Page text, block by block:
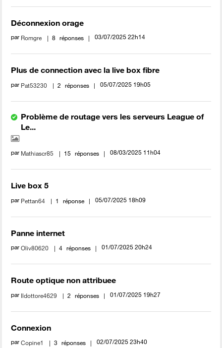
Déconnexion orage
par Romgre 8 réponses ‎03/07/2025 22h14
Plus de connection avec la live box fibre
par Pat53230 2 réponses ‎05/07/2025 19h05
Problème de routage vers les serveurs League of
Le...
par Mathiascr85 15 réponses ‎08/03/2025 11h04
Live box 5
par Pettan64 1 réponse ‎05/07/2025 18h09
Panne internet
parOliv80620 4 réponses ‎01/07/2025 20h24
Route optique non attribuee
par Ildottore4629 2 réponses ‎01/07/2025 19h27
Connexion
parCopine1 3 réponses ‎02/07/2025 23h40